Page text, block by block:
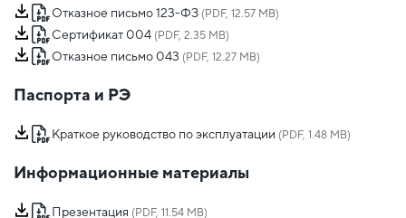
Отказное письмо 123-ФЗ (PDF, 12.57 MB)
Сертификат 004 (PDF, 2.35 MB)
Отказное письмо 043 (PDF, 12.27 MB)
Паспорта и РЭ
Краткое руководство по эксплуатации (PDF, 1.48 MB)
Информационные материалы
Презентация (PDF, 11.54 MB)